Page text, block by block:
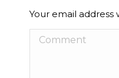
Your email
Comment